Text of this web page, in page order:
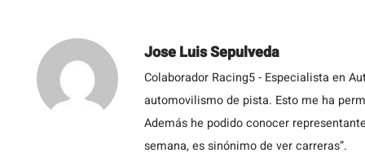
Jose Luis Sepulveda
Colaborador Racing5 - Especialista en
automovilismo de pista. Esto me ha
Además he podido conocer
semana, es sinónimo de ver carreras”.